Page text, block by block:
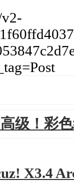
级！彩
X3.4